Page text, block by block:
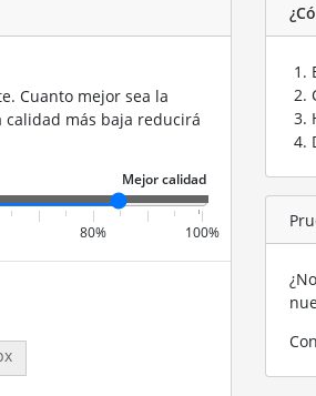
Cuanto mejor sea la
calidad más baja reducirá
80% 100%